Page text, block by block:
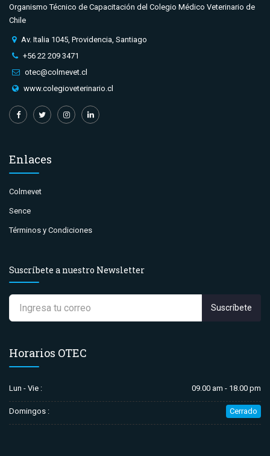
Organismo Técnico de Capacitación del Colegio Médico Veterinario de
Chile
Av. Italia 1045, Providencia, Santiago
+56 22 209 3471
otec@colmevet.cl
www.colegioveterinario.cl
Enlaces
Colmevet
Sence
Términos y Condiciones
Suscríbete a nuestro Newsletter
Suscríbete
Horarios OTEC
Lun - Vie : 09.00 am - 18.00 pm
Domingos : Cerrado